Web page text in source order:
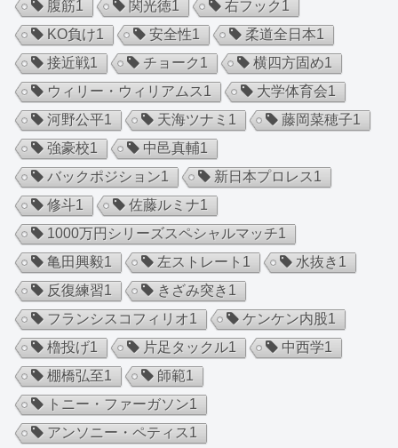
腹筋1 関光徳1 右フック1
KO負け1 安全性1 柔道全日本1
接近戦1 チョーク1 横四方固め1
ウィリー・ウィリアムス1 大学体育会1
河野公平1 天海ツナミ 1 藤岡菜穂子1
強豪校1 中邑真輔1
バックポジション1 新日本プロレス1
修斗1 佐藤ルミナ1
1000万円シリーズスペシャルマッチ1
亀田興毅1 左ストレート 1 水抜き 1
反復練習1 きざみ突き 1
フランシスコフィリオ1 ケンケン内股1
櫓投げ1 片足タックル1 中西学1
棚橋弘至1 師範1
トニー・ファーガソン1
アンソニー・ペティス1